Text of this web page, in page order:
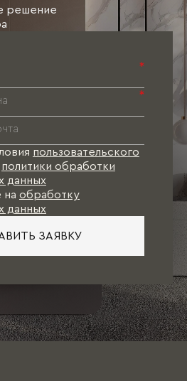
решение
*
*
пользовательского
политики обработки
данных
на обработку
данных
ЗАЯВКУ